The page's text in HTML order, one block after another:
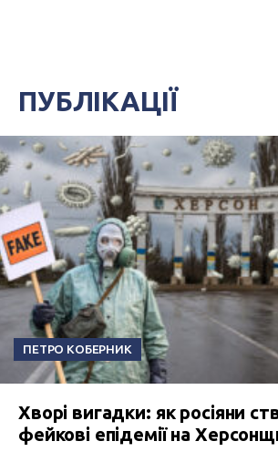
ПУБЛІКАЦІЇ
ПЕТРО КОБЕРНИК
Хворі вигадки: як росіяни
фейкові епідемії на